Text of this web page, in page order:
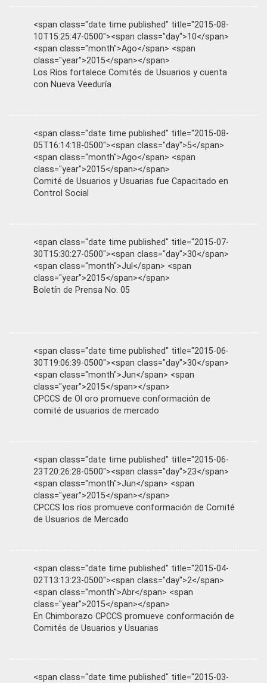
<span class="date time published" title="2015-08-
10T15:25:47-0500"><span class="day">10</span>
<span class="month">Ago</span> <span
class="year">2015</span></span>
Los Ríos fortalece Comités de Usuarios y cuenta
con Nueva Veeduría
<span class="date time published" title="2015-08-
05T16:14:18-0500"><span class="day">5</span>
<span class="month">Ago</span> <span
class="year">2015</span></span>
Comité de Usuarios y Usuarias fue Capacitado en
Control Social
<span class="date time published" title="2015-07-
30T15:30:27-0500"><span class="day">30</span>
<span class="month">Jul</span> <span
class="year">2015</span></span>
Boletín de Prensa No. 05
<span class="date time published" title="2015-06-
30T19:06:39-0500"><span class="day">30</span>
<span class="month">Jun</span> <span
class="year">2015</span></span>
CPCCS de Ol oro promueve conformación de
comité de usuarios de mercado
<span class="date time published" title="2015-06-
23T20:26:28-0500"><span class="day">23</span>
<span class="month">Jun</span> <span
class="year">2015</span></span>
CPCCS los ríos promueve conformación de Comité
de Usuarios de Mercado
<span class="date time published" title="2015-04-
02T13:13:23-0500"><span class="day">2</span>
<span class="month">Abr</span> <span
class="year">2015</span></span>
En Chimborazo CPCCS promueve conformación de
Comités de Usuarios y Usuarias
<span class="date time published" title="2015-03-